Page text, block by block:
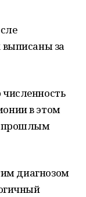
выписаны за
численность
в этом
прошлым
диагнозом